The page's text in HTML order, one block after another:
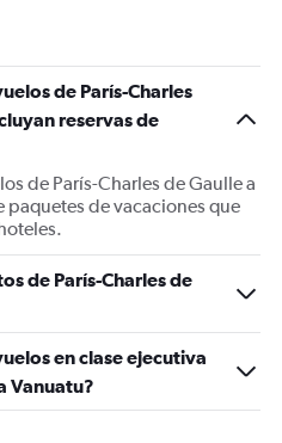
de París-Charles
reservas de
de París-Charles de Gaulle a
de vacaciones que
de París-Charles de
en clase ejecutiva
Vanuatu?